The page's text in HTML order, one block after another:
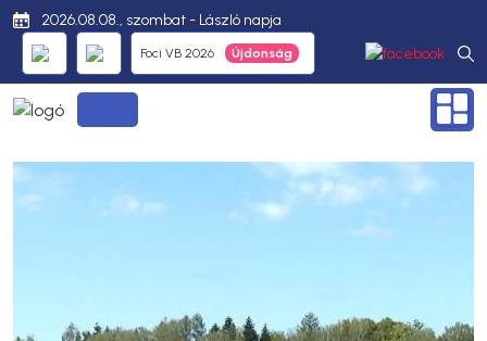
2026.08.08., szombat - László napja
Foci VB 2026